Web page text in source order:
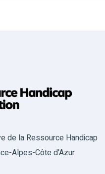
de la Ressource Handicap
Alpes-Côte d'Azur.